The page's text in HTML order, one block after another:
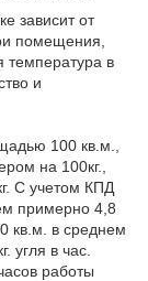
зависит от
помещения,
температура в
и
100 кв.м.,
на 100кг.,
С учетом КПД
примерно 4,8
кв.м. в среднем
угля в час.
работы